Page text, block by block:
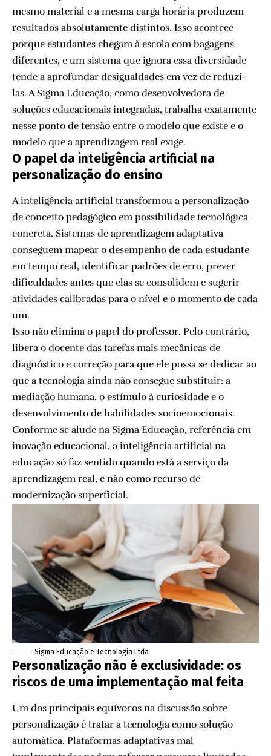
mesmo material e a mesma carga horária produzem
resultados absolutamente distintos. Isso acontece
porque estudantes chegam à escola com bagagens
diferentes, e um sistema que ignora essa diversidade
tende a aprofundar desigualdades em vez de reduzi-
las. A Sigma Educação, como desenvolvedora de
soluções educacionais integradas, trabalha exatamente
nesse ponto de tensão entre o modelo que existe e o
modelo que a aprendizagem real exige.
O papel da inteligência artificial na
personalização do ensino
A inteligência artificial transformou a personalização
de conceito pedagógico em possibilidade tecnológica
concreta. Sistemas de aprendizagem adaptativa
conseguem mapear o desempenho de cada estudante
em tempo real, identificar padrões de erro, prever
dificuldades antes que elas se consolidem e sugerir
atividades calibradas para o nível e o momento de cada
um.
Isso não elimina o papel do professor. Pelo contrário,
libera o docente das tarefas mais mecânicas de
diagnóstico e correção para que ele possa se dedicar ao
que a tecnologia ainda não consegue substituir: a
mediação humana, o estímulo à curiosidade e o
desenvolvimento de habilidades socioemocionais.
Conforme se alude na Sigma Educação, referência em
inovação educacional, a inteligência artificial na
educação só faz sentido quando está a serviço da
aprendizagem real, e não como recurso de
modernização superficial.
Sigma Educação e Tecnologia Ltda
Personalização não é exclusividade: os
riscos de uma implementação mal feita
Um dos principais equívocos na discussão sobre
personalização é tratar a tecnologia como solução
automática. Plataformas adaptativas mal